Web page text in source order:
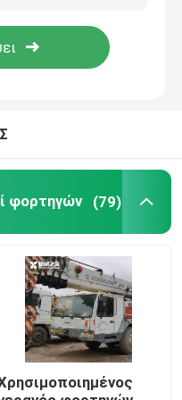
φορτηγών
εκτάσεων
φορτηγών (79)